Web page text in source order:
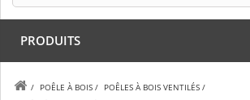
PRODUITS
/ POÊLE À BOIS / POÊLES À BOIS VENTILÉS /